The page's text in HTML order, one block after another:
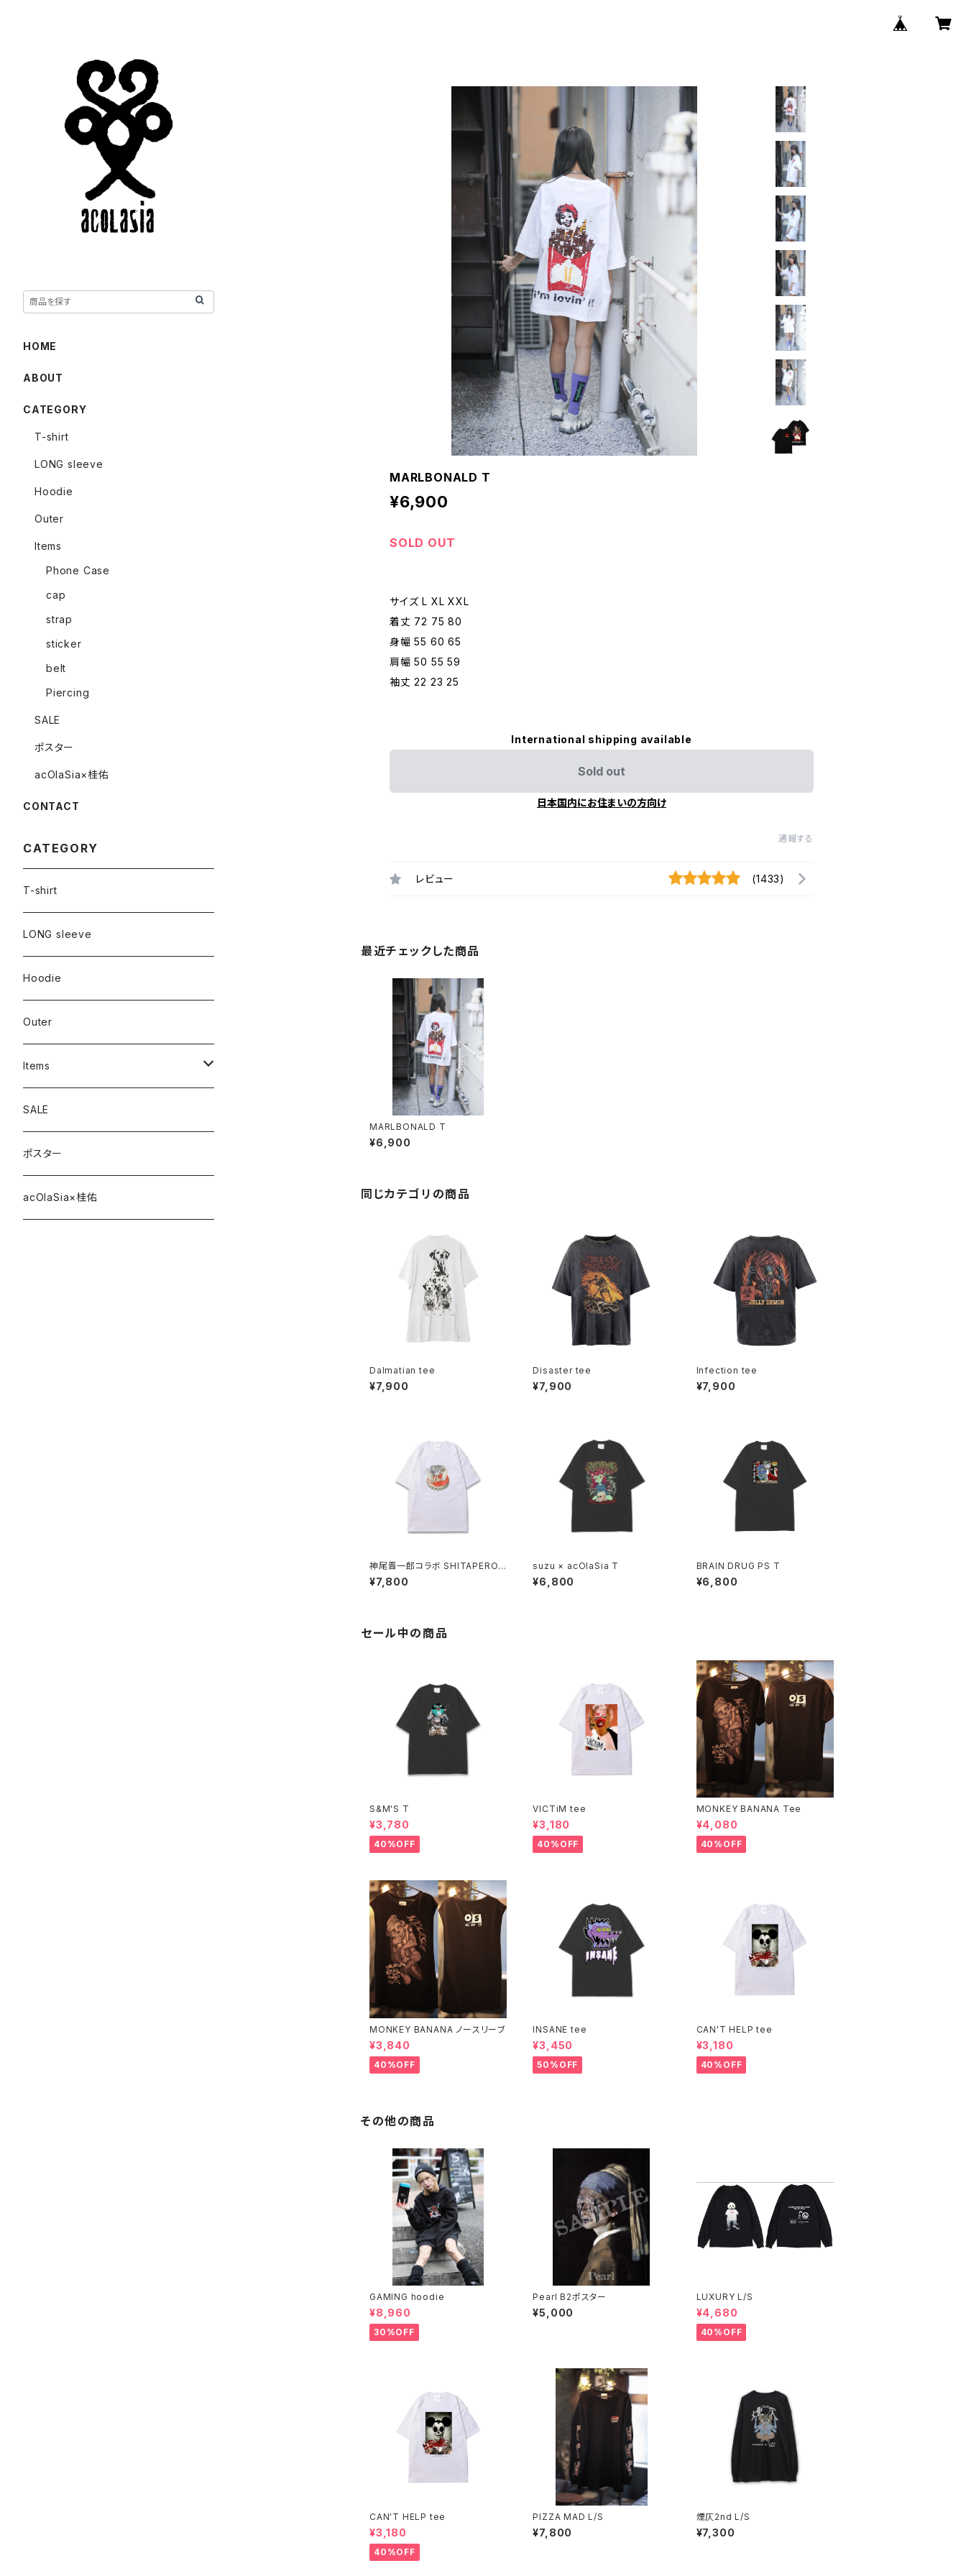
MARLBONALD T
¥6,900
SOLD OUT
サイズ L XL XXL
着丈 72 75 80
身幅 55 60 65
肩幅 50 55 59
袖丈 22 23 25
International shipping available
Sold out
日本国内にお住まいの方向け
通報する
レビュー (1433)
最近チェックした商品
MARLBONALD T
¥6,900
同じカテゴリの商品
Dalmatian tee
¥7,900
Disaster tee
¥7,900
Infection tee
¥7,900
神尾晋一郎コラボ SHITAPERO
Manul tee
¥7,800
suzu × acOlaSia T
¥6,800
BRAIN DRUG PS T
¥6,800
セール中の商品
S&M'S T
¥3,780
40%OFF
VICTiM tee
¥3,180
40%OFF
MONKEY BANANA Tee
¥4,080
40%OFF
MONKEY BANANA ノースリーブ
¥3,840
40%OFF
INSANE tee
¥3,450
50%OFF
CAN'T HELP tee
¥3,180
40%OFF
その他の商品
GAMING hoodie
¥8,960
30%OFF
Pearl B2ポスター
¥5,000
LUXURY L/S
¥4,680
40%OFF
CAN'T HELP tee
¥3,180
40%OFF
PIZZA MAD L/S
¥7,800
煙仄2nd L/S
¥7,300
HOME
ABOUT
CATEGORY
T-shirt
LONG sleeve
Hoodie
Outer
Items
Phone Case
cap
strap
sticker
belt
Piercing
SALE
ポスター
acOlaSia×桂佑
CONTACT
CATEGORY
T-shirt
LONG sleeve
Hoodie
Outer
Items
Phone Case
cap
strap
SALE
ポスター
acOlaSia×桂佑